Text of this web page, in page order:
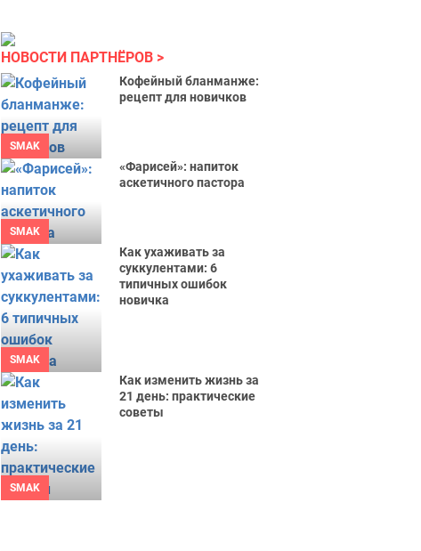
НОВОСТИ ПАРТНЁРОВ
SMAK
Кофейный бланманже:
рецепт для новичков
SMAK
«Фарисей»: напиток
аскетичного пастора
SMAK
Как ухаживать за
суккулентами: 6
типичных ошибок
новичка
SMAK
Как изменить жизнь за
21 день: практические
советы